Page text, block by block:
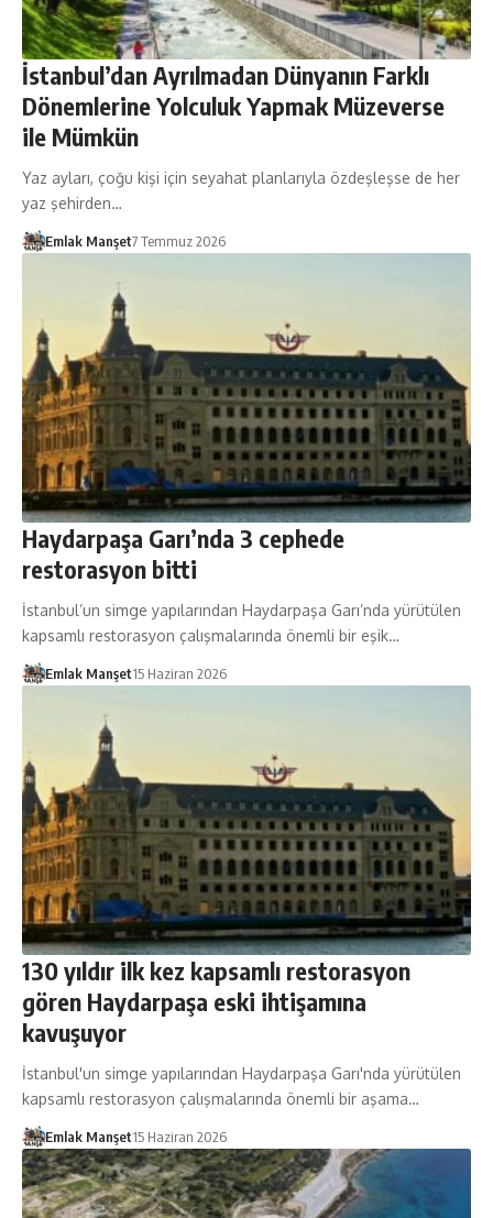
İstanbul’dan Ayrılmadan Dünyanın Farklı
Dönemlerine Yolculuk Yapmak Müzeverse
ile Mümkün
Yaz ayları, çoğu kişi için seyahat planlarıyla özdeşleşse de her
yaz şehirden…
Emlak Manşet7 Temmuz 2026
Haydarpaşa Garı’nda 3 cephede
restorasyon bitti
İstanbul’un simge yapılarından Haydarpaşa Garı’nda yürütülen
kapsamlı restorasyon çalışmalarında önemli bir eşik…
Emlak Manşet15 Haziran 2026
130 yıldır ilk kez kapsamlı restorasyon
gören Haydarpaşa eski ihtişamına
kavuşuyor
İstanbul'un simge yapılarından Haydarpaşa Garı'nda yürütülen
kapsamlı restorasyon çalışmalarında önemli bir aşama…
Emlak Manşet15 Haziran 2026